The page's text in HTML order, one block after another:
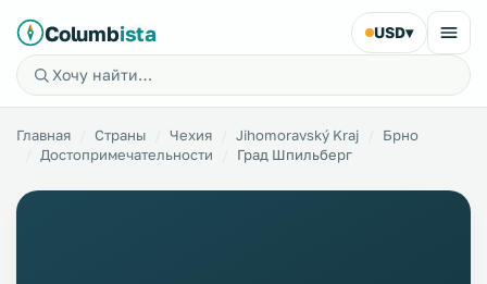
Columbista USD▾
Главная Страны Чехия Jihomoravský Kraj
Брно
Достопримечательности
Град Шпильберг